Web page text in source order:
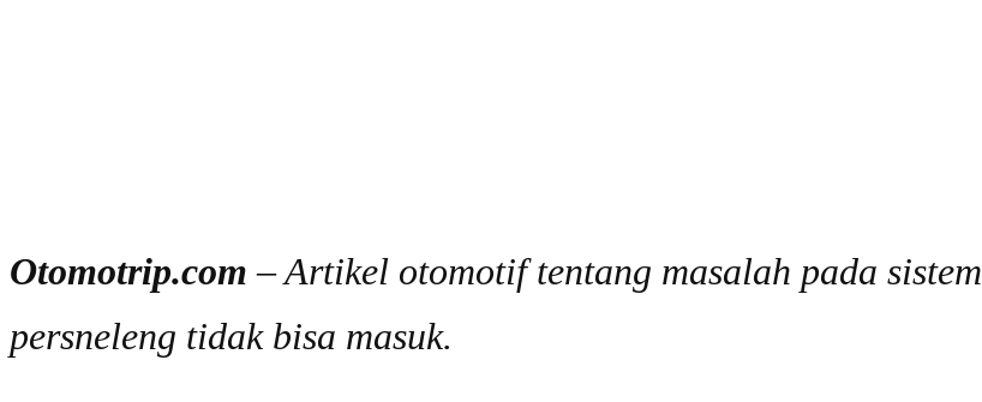
Otomotrip.com – Artikel otomotif tentang masalah pada sistem
persneleng tidak bisa masuk.